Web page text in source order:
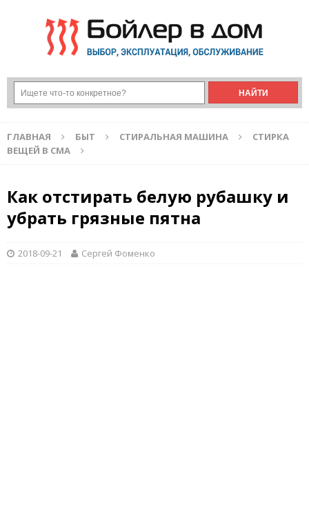
ГЛАВНАЯ БЫТ СТИРАЛЬНАЯ МАШИНА
СТИРКА
ВЕЩЕЙ В СМА
Как отстирать белую рубашку и
убрать грязные пятна
2018-09-21 Сергей Фоменко